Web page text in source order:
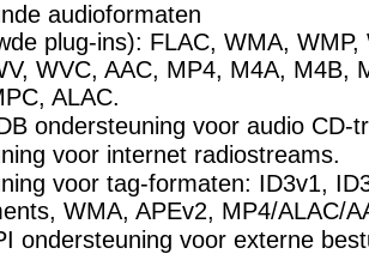
audioformaten
plug-ins): FLAC, WMA,
WVC, AAC, MP4, M4A, M4B,
ALAC.
ondersteuning voor audio CD-
voor internet radiostreams.
voor tag-formaten: ID3v1,
WMA, APEv2, MP4/ALAC/
ondersteuning voor externe